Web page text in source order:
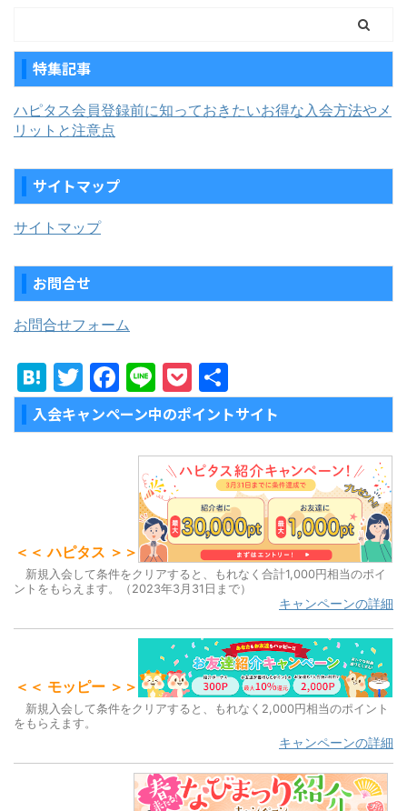
特集記事
ハピタス会員登録前に知っておきたいお得な入会方法やメ
リットと注意点
サイトマップ
サイトマップ
お問合せ
お問合せフォーム
H
at
e
T
w
itt
F
a
c
o
k
Li
n
e
P
o
c
k
et
有
入会キャンペーン中のポイントサイト
＜＜ ハピタス ＞＞
新規入会して条件をクリアすると、もれなく合計1,000円相当のポイ
ントをもらえます。（2023年3月31日まで）
キャンペーンの詳細
＜＜ モッピー ＞＞
新規入会して条件をクリアすると、もれなく2,000円相当のポイント
をもらえます。
キャンペーンの詳細